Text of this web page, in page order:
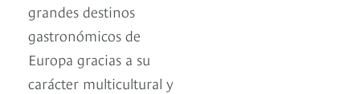
grandes destinos
gastronómicos de
Europa gracias a su
carácter multicultural y